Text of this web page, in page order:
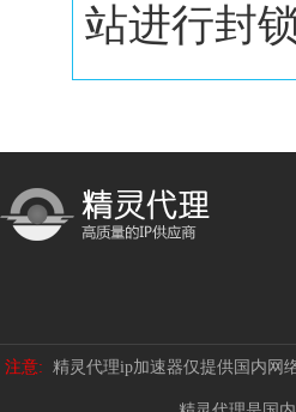
站进行封
注意: 精灵代理ip加速器仅提供国内网